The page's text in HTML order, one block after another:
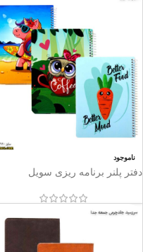
ناموجود
دفتر پلنر برنامه ریزی سویل